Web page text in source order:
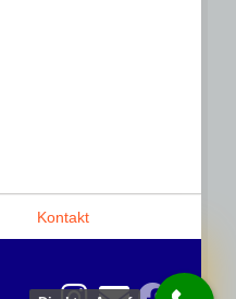
Kontakt